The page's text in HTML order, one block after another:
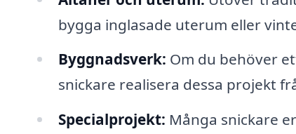
bygga inglasade uterum eller
Byggnadsverk: Om du behöver
snickare realisera dessa projekt
Specialprojekt: Många snickare